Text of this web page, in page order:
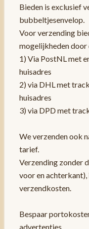
Bieden is exclusief
bubbeltjesenvelop.
Voor verzending
mogelijkheden door
1) Via PostNL met
huisadres
2) via DHL met
huisadres
3) via DPD met
We verzenden ook
tarief.
Verzending zonder
voor en
verzendkosten.
Bespaar
advertenties